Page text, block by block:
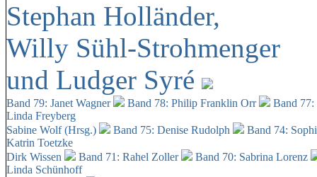
Stephan Holländer,
Willy Sühl-Strohmenger
und Ludger Syré
Band 79: Janet Wagner Band 78: Philip Franklin Orr
Band
Linda Freyberg
Sabine Wolf (Hrsg.)
Band 75: Denise Rudolph
Band 74:
Katrin Toetzke
Dirk Wissen
Band 71: Rahel Zoller
Band 70: Sabrina Lorenz
Linda Schünhoff